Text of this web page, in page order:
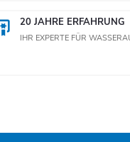
20 JAHRE ERFAHRUNG
IHR EXPERTE FÜR